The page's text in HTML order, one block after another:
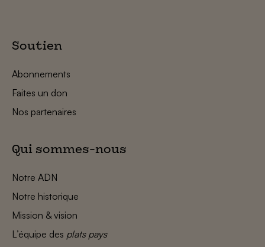
Soutien
Abonnements
Faites un don
Nos partenaires
Qui sommes-nous
Notre ADN
Notre historique
Mission & vision
L’équipe des plats pays